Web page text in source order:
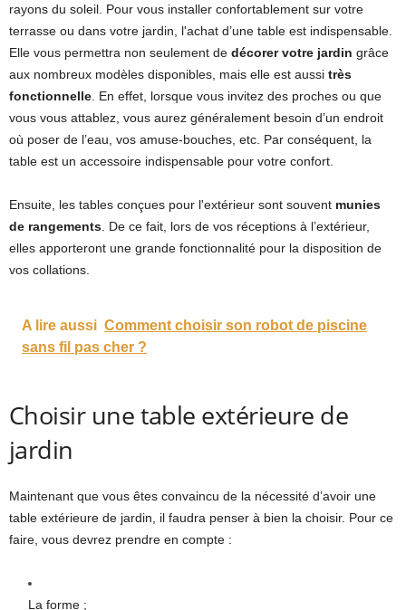
rayons du soleil. Pour vous installer confortablement sur votre
terrasse ou dans votre jardin, l'achat d’une table est indispensable.
Elle vous permettra non seulement de décorer votre jardin grâce
aux nombreux modèles disponibles, mais elle est aussi très
fonctionnelle . En effet, lorsque vous invitez des proches ou que
vous vous attablez, vous aurez généralement besoin d’un endroit
où poser de l’eau, vos amuse-bouches, etc. Par conséquent, la
table est un accessoire indispensable pour votre confort.
Ensuite, les tables conçues pour l'extérieur sont souvent munies
de rangements . De ce fait, lors de vos réceptions à l’extérieur,
elles apporteront une grande fonctionnalité pour la disposition de
vos collations.
A lire aussi Comment choisir son robot de piscine
sans fil pas cher ?
Choisir une table extérieure de
jardin
Maintenant que vous êtes convaincu de la nécessité d’avoir une
table extérieure de jardin, il faudra penser à bien la choisir. Pour ce
faire, vous devrez prendre en compte :
La forme ;